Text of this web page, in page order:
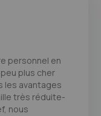
personnel en
plus cher
les avantages
très réduite-
nous